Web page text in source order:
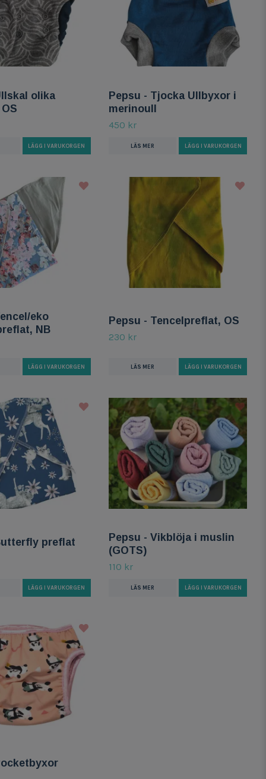
olika
LÄGG I VARUKORGEN
Pepsu - Tjocka Ullbyxor i
merinoull
450 kr
LÄS MER LÄGG I VARUKORGEN
eko
NB
LÄGG I VARUKORGEN
Pepsu - Tencelpreflat, OS
230 kr
LÄS MER LÄGG I VARUKORGEN
preflat
LÄGG I VARUKORGEN
Pepsu - Vikblöja i muslin
(GOTS)
110 kr
LÄS MER LÄGG I VARUKORGEN